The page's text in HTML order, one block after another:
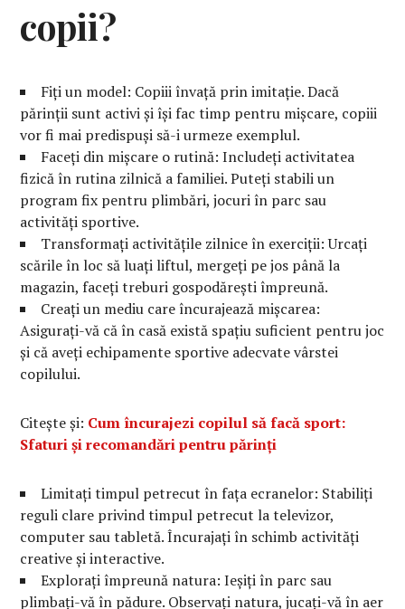
copii?
Fiți un model: Copiii învață prin imitație. Dacă
părinții sunt activi și își fac timp pentru mișcare, copiii
vor fi mai predispuși să-i urmeze exemplul.
Faceți din mișcare o rutină: Includeți activitatea
fizică în rutina zilnică a familiei. Puteți stabili un
program fix pentru plimbări, jocuri în parc sau
activități sportive.
Transformați activitățile zilnice în exerciții: Urcați
scările în loc să luați liftul, mergeți pe jos până la
magazin, faceți treburi gospodărești împreună.
Creați un mediu care încurajează mișcarea:
Asigurați-vă că în casă există spațiu suficient pentru joc
și că aveți echipamente sportive adecvate vârstei
copilului.
Citește și: Cum încurajezi copilul să facă sport:
Sfaturi și recomandări pentru părinți
Limitați timpul petrecut în fața ecranelor: Stabiliți
reguli clare privind timpul petrecut la televizor,
computer sau tabletă. Încurajați în schimb activități
creative și interactive.
Explorați împreună natura: Ieșiți în parc sau
plimbați-vă în pădure. Observați natura, jucați-vă în aer